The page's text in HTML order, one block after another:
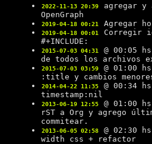
2022-11-13 20:39
agregar y
OpenGraph
2019-04-18 00:21 Agregar
2019-04-18 00:01
Corregir
#+INCLUDE:
2015-07-03 04:31
@ 00:05
de todos los archivos
2015-07-03 03:59
@ 01:00
:title y cambios
2014-04-22 11:35
@ 00:34
timestamp:nil
2013-06-19 12:55
@ 01:00
rST a Org y agrego
commitear.
2013-06-05 02:58
@ 02:30
width css + refactor